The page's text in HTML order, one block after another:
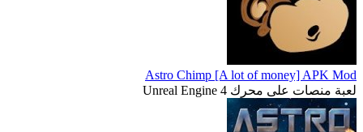
Astro Chimp [A lot of money] APK Mod
لعبة منصات على محرك Unreal Engine 4